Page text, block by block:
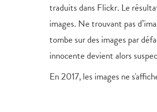
traduits dans Flickr. Le
images. Ne trouvant pas
tombe sur des images par
innocente devient alors
En 2017, les images ne